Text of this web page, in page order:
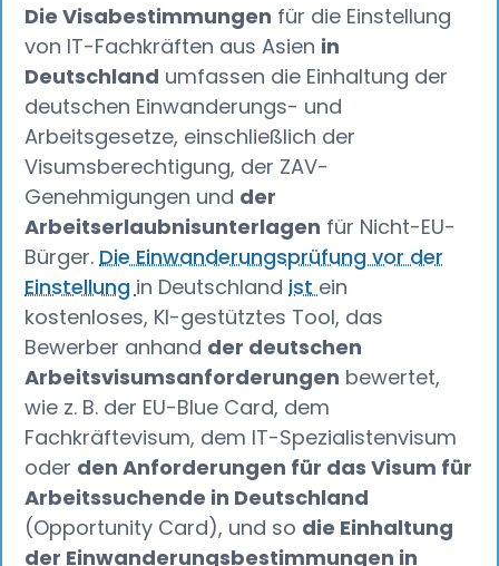
Die Visabestimmungen für die Einstellung
von IT-Fachkräften aus Asien in
Deutschland umfassen die Einhaltung der
deutschen Einwanderungs- und
Arbeitsgesetze, einschließlich der
Visumsberechtigung, der ZAV-
Genehmigungen und der
Arbeitserlaubnisunterlagen für Nicht-EU-
Bürger. Die Einwanderungsprüfung vor der
Einstellung in Deutschland ist ein
kostenloses, KI-gestütztes Tool, das
Bewerber anhand der deutschen
Arbeitsvisumsanforderungen bewertet,
wie z. B. der EU-Blue Card, dem
Fachkräftevisum, dem IT-Spezialistenvisum
oder den Anforderungen für das Visum für
Arbeitssuchende in Deutschland
(Opportunity Card), und so die Einhaltung
der Einwanderungsbestimmungen in